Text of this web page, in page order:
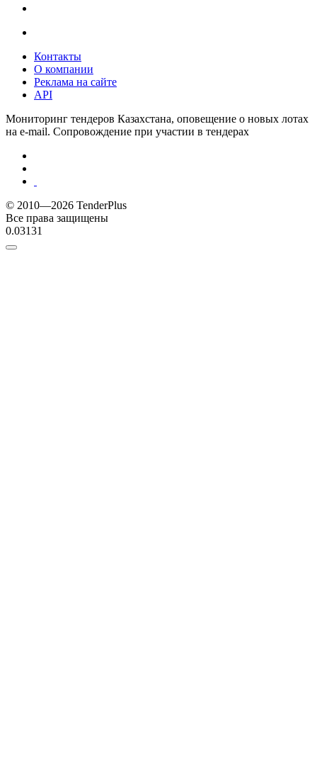
Контакты
О компании
Реклама на сайте
API
Мониторинг тендеров Казахстана, оповещение о новых лотах
на e-mail. Сопровождение при участии в тендерах
© 2010—2026 TenderPlus
Все права защищены
0.03131